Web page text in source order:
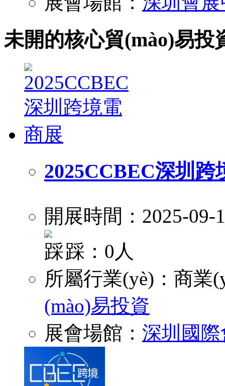
未開的核心貿(mào)易投
2025CCBEC深圳跨
開展時間：2025-
踩：0人
所屬行業(yè)： 商業
(mào)易投資
展會場館： 深圳國